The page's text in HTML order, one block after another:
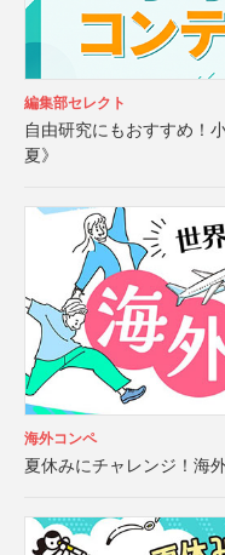
編集部セレクト
自由研究にもおすすめ！
夏》
海外コンペ
夏休みにチャレンジ！海